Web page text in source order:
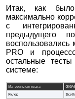
Итак, как
максимально
с
предыдущего
воспользовались
PRO и
остальные
системе:
Материнская плата
Кулер